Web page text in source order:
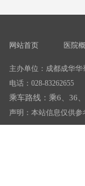
主办单位：成都成华
电话：028-83262655
乘车路线：乘6、36
声明：本站信息仅供
网站首页 医院